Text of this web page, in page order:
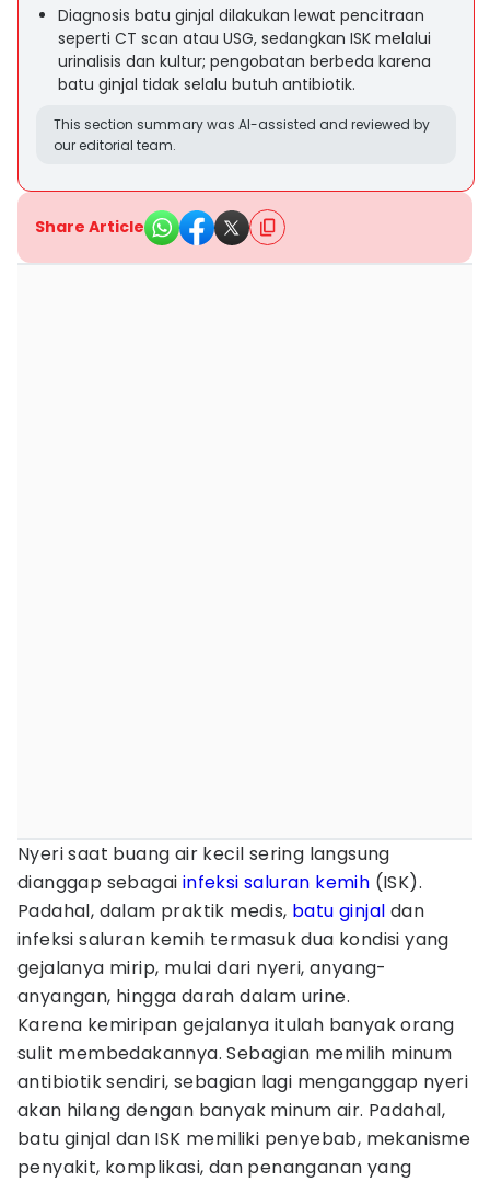
Diagnosis batu ginjal dilakukan lewat pencitraan
seperti CT scan atau USG, sedangkan ISK melalui
urinalisis dan kultur; pengobatan berbeda karena
batu ginjal tidak selalu butuh antibiotik.
This section summary was AI-assisted and reviewed by
our editorial team.
Share Article
Nyeri saat buang air kecil sering langsung
dianggap sebagai infeksi saluran kemih (ISK).
Padahal, dalam praktik medis, batu ginjal dan
infeksi saluran kemih termasuk dua kondisi yang
gejalanya mirip, mulai dari nyeri, anyang-
anyangan, hingga darah dalam urine.
Karena kemiripan gejalanya itulah banyak orang
sulit membedakannya. Sebagian memilih minum
antibiotik sendiri, sebagian lagi menganggap nyeri
akan hilang dengan banyak minum air. Padahal,
batu ginjal dan ISK memiliki penyebab, mekanisme
penyakit, komplikasi, dan penanganan yang